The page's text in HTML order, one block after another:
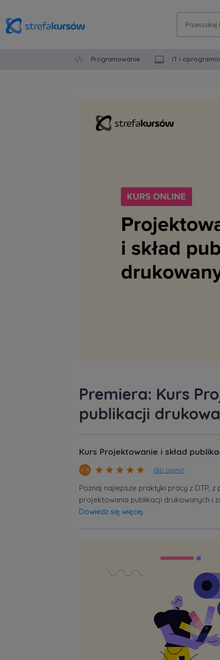
Programowanie IT i
Premiera: Kurs
publikacji
Kurs Projektowanie i skład
4.8 (80 opinii)
Poznaj najlepsze praktyki pracy z DTP,
projektowania publikacji drukowanych i
Dowiedz się więcej